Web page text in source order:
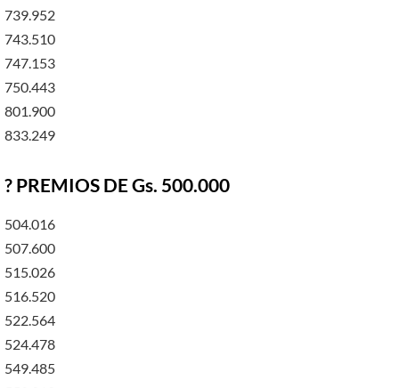
739.952
743.510
747.153
750.443
801.900
833.249
? PREMIOS DE Gs. 500.000
504.016
507.600
515.026
516.520
522.564
524.478
549.485